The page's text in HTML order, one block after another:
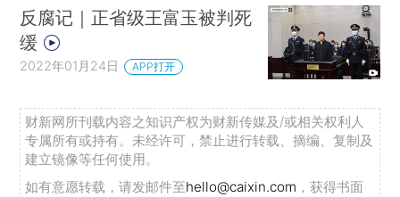
反腐记｜正省级王富玉被判死
缓
2022年01月24日 APP打开
财新网所刊载内容之知识产权为财新传媒及/或相关权利人
专属所有或持有。未经许可，禁止进行转载、摘编、复制及
建立镜像等任何使用。
如有意愿转载，请发邮件至hello@caixin.com ，获得书面